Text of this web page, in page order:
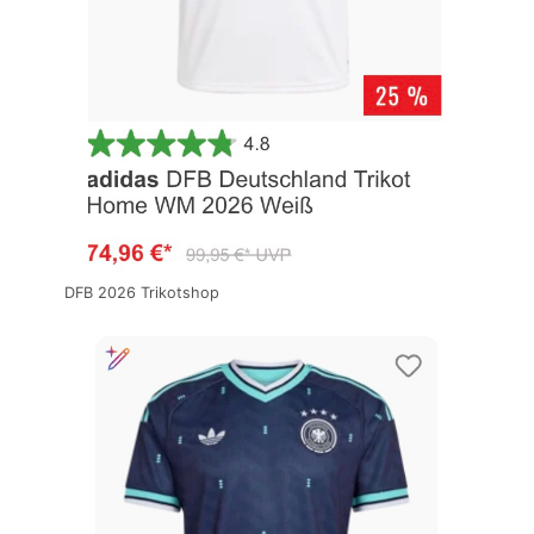
DFB 2026 Trikotshop